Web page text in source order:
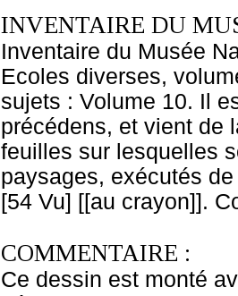
INVENTAIRE DU
Inventaire du Musée
Ecoles diverses,
sujets : Volume 10. Il
précédens, et vient de
feuilles sur lesquelles
paysages, exécutés
[54 Vu] [[au crayon]].
COMMENTAIRE :
Ce dessin est monté